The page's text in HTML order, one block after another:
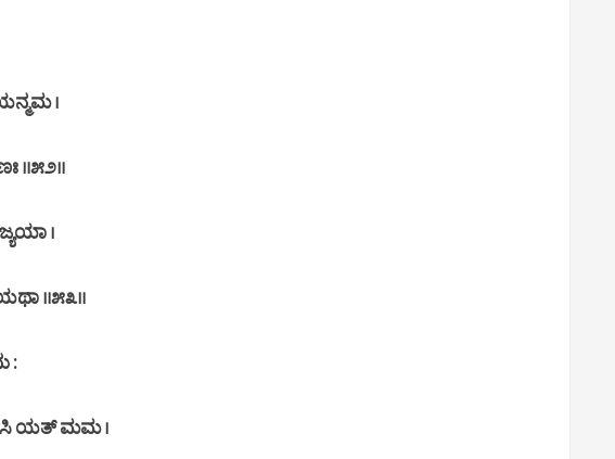
।
॥೫೨॥
।
॥೫೩॥
:
ಯತ್ ಮಮ ।